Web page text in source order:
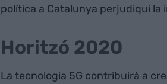
política a Catalunya perjudiqui la
Horitzó 2020
La tecnologia 5G contribuirà a